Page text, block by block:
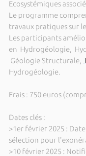
Ecosystémiques
Le programme
travaux pratiques sur
Les participants
en Hydrogéologie,
Géologie Structurale,
Hydrogéologie.
Frais : 750 euros
Dates clés :
>1er février 2025 :
sélection pour
>10 février 2025 :